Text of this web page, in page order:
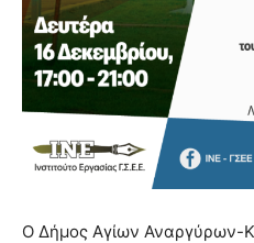
Ο Δήμος Αγίων Αναργύρων-